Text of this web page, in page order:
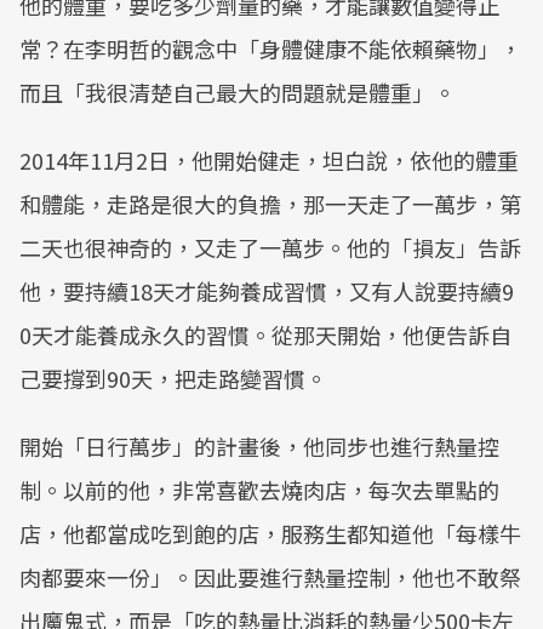
常？在李明哲的觀念中「身體健康不能依賴藥物」，
而且「我很清楚自己最大的問題就是體重」。
2014年11月2日，他開始健走，坦白說，依他的體重
和體能，走路是很大的負擔，那一天走了一萬步，第
二天也很神奇的，又走了一萬步。他的「損友」告訴
他，要持續18天才能夠養成習慣，又有人說要持續9
0天才能養成永久的習慣。從那天開始，他便告訴自
己要撐到90天，把走路變習慣。
開始「日行萬步」的計畫後，他同步也進行熱量控
制。以前的他，非常喜歡去燒肉店，每次去單點的
店，他都當成吃到飽的店，服務生都知道他「每樣牛
肉都要來一份」。因此要進行熱量控制，他也不敢祭
出魔鬼式，而是「吃的熱量比消耗的熱量少500卡左